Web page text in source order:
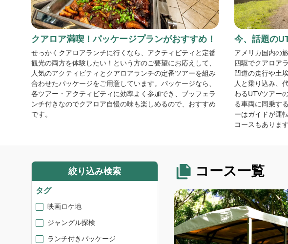
クアロア満喫！パッケージプランがおすすめ！
せっかくクアロアランチに行くなら、アクティビティと定番
観光の両方を体験したい！という方のご要望にお応えして、
人気のアクティビティとクアロアランチの定番ツアーを組み
合わせたパッケージをご用意しています。パッケージなら、
各ツアー・アクティビティに効率よく参加でき、ブッフェラ
ンチ付きなのでクアロア自慢の味も楽しめるので、おすすめ
です。
今、話題の
アメリカ国内の
四駆でクアロア
凹道の走行や土
人と乗り込み、
わるUTVツアー
る車両に同乗す
ーはガイドが運
コースもありま
絞り込み検索
タグ
映画ロケ地
ジャングル探検
ランチ付きパッケージ
コース一覧